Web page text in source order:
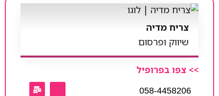
צריח מדיה
שיווק ופרסום
>> צפו בפרופיל
058-4458206